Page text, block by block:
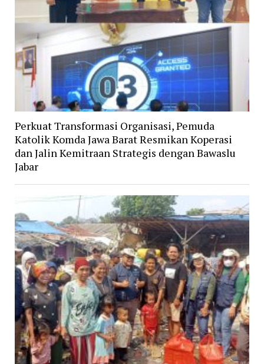
Perkuat Transformasi Organisasi, Pemuda
Katolik Komda Jawa Barat Resmikan Koperasi
dan Jalin Kemitraan Strategis dengan Bawaslu
Jabar